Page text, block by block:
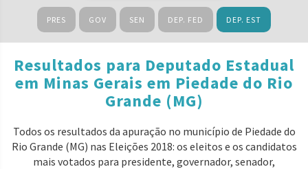
PRES GOV SEN DEP. FED DEP. EST
Resultados para Deputado Estadual
em Minas Gerais em Piedade do Rio
Grande (MG)
Todos os resultados da apuração no município de Piedade do
Rio Grande (MG) nas Eleições 2018: os eleitos e os candidatos
mais votados para presidente, governador, senador,